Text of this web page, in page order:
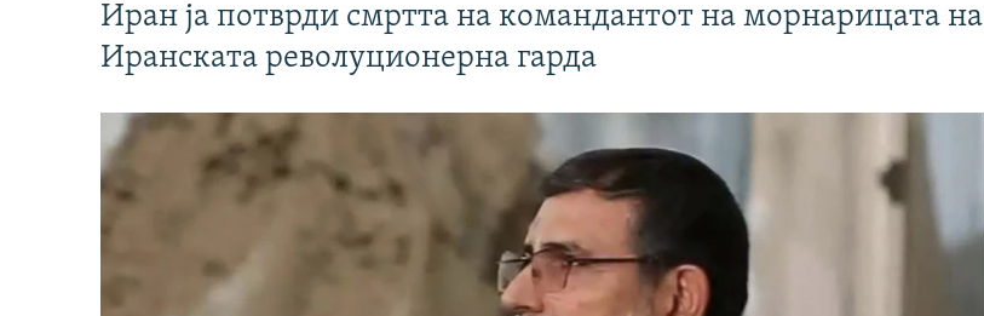
Иран ја потврди смртта на командантот на морнарицата на
Иранската револуционерна гарда